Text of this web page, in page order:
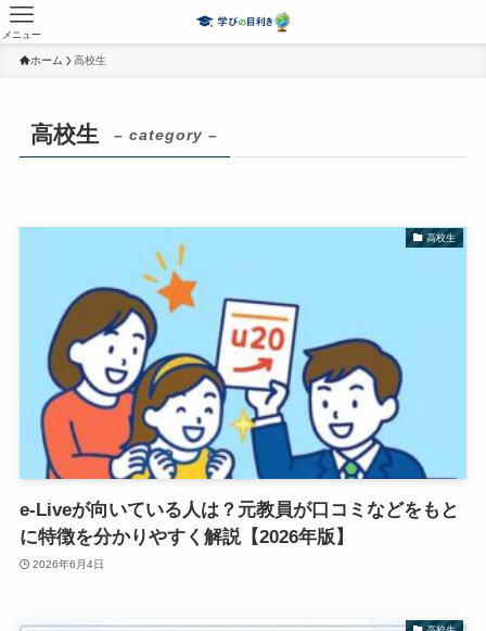
メニュー
ホーム 高校生
高校生 – category –
高校生
e-Liveが向いている人は？元教員が口コミなどをもと
に特徴を分かりやすく解説【2026年版】
2026年6月4日